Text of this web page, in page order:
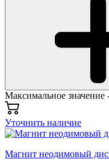
Максимальное значение
Уточнить наличие
Магнит неодимовый